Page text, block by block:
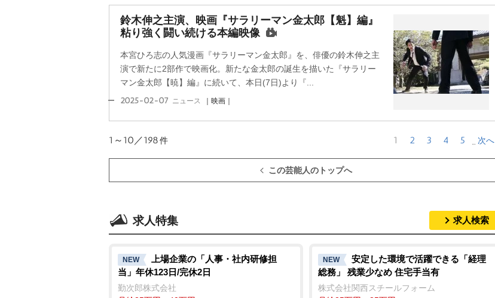
鈴木伸之主演、映画『サラリーマン金太郎【魁】編』
粘り強く闘い続ける本編映像
本宮ひろ志の人気漫画『サラリーマン金太郎』を、俳優の鈴木伸之主
演で新たに2部作で映画化。新たな金太郎の誕生を描いた『サラリー
マン金太郎【暁】編』に続いて、本日(7日)より『...
2025-02-07 ニュース ｜映画｜
1～10／198件 1 2 3 4 5 次へ
この芸能人のトップへ
求人特集 求人検索
NEW
上場企業の「人事・社内研修担
当」年休123日/完休2日
勤次郎株式会社
NEW
安定した環境で活躍できる「経理
総務」 残業少なめ 住宅手当有
株式会社関西スチールフォーム